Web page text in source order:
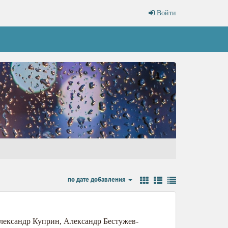
Войти
по дате добавления
Куприн, Александр Бестужев-